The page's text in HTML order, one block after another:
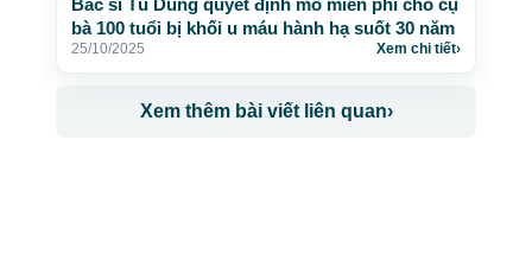
Bác sĩ Tú Dung quyết định mổ miễn phí cho cụ
bà 100 tuổi bị khối u máu hành hạ suốt 30 năm
25/10/2025 Xem chi tiết›
Xem thêm bài viết liên quan›